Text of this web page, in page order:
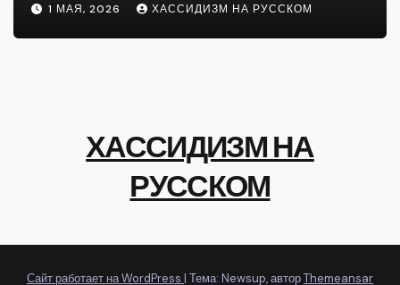
1 МАЯ, 2026 ХАССИДИЗМ НА РУССКОМ
ХАССИДИЗМ НА
РУССКОМ
Сайт работает на WordPress | Тема: Newsup, авторThemeansar